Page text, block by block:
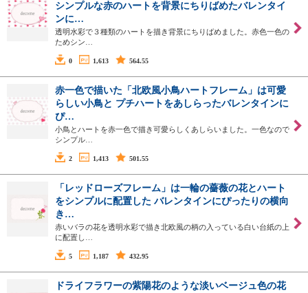
シンプルな赤のハートを背景にちりばめたバレンタイ
ンに…
透明水彩で３種類のハートを描き背景にちりばめました。赤色一色の
ためシン…
0 1,613 564.55
赤一色で描いた「北欧風小鳥ハートフレーム」は可愛
らしい小鳥と プチハートをあしらったバレンタインに
ぴ…
小鳥とハートを赤一色で描き可愛らしくあしらいました。一色なので
シンプル…
2 1,413 501.55
「レッドローズフレーム」は一輪の薔薇の花とハート
をシンプルに配置した バレンタインにぴったりの横向
き…
赤いバラの花を透明水彩で描き北欧風の柄の入っている白い台紙の上
に配置し…
5 1,187 432.95
ドライフラワーの紫陽花のような淡いベージュ色の花